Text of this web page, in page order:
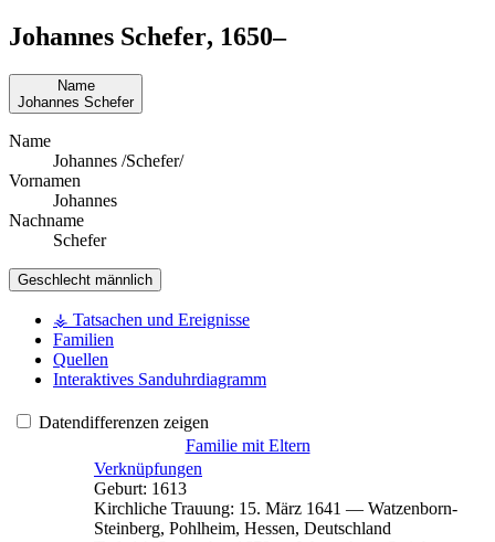
Johannes Schefer, 1650–
Name
Johannes Schefer
Name
Johannes /Schefer/
Vornamen
Johannes
Nachname
Schefer
Geschlecht männlich
⚶ Tatsachen und Ereignisse
Familien
Quellen
Interaktives Sanduhrdiagramm
Datendifferenzen zeigen
Familie mit Eltern
Verknüpfungen
Geburt: 1613
Kirchliche Trauung: 15. März 1641 — Watzenborn-
Steinberg, Pohlheim, Hessen, Deutschland